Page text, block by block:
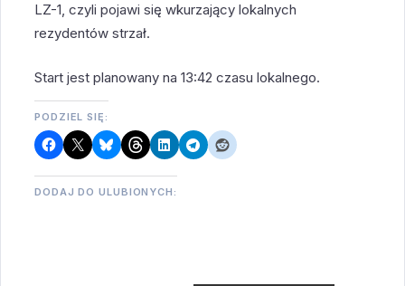
LZ-1, czyli pojawi się wkurzający lokalnych
rezydentów strzał.
Start jest planowany na 13:42 czasu lokalnego.
PODZIEL SIĘ:
DODAJ DO ULUBIONYCH: